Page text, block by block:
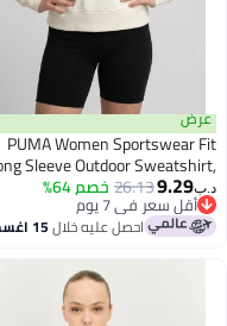
PUMA Women
Long Sleeve Outdoor
26.13خصم 64%
سعر في 7 يوم
سعر في 7 يوماحصل عليه خلال15 اغسطس